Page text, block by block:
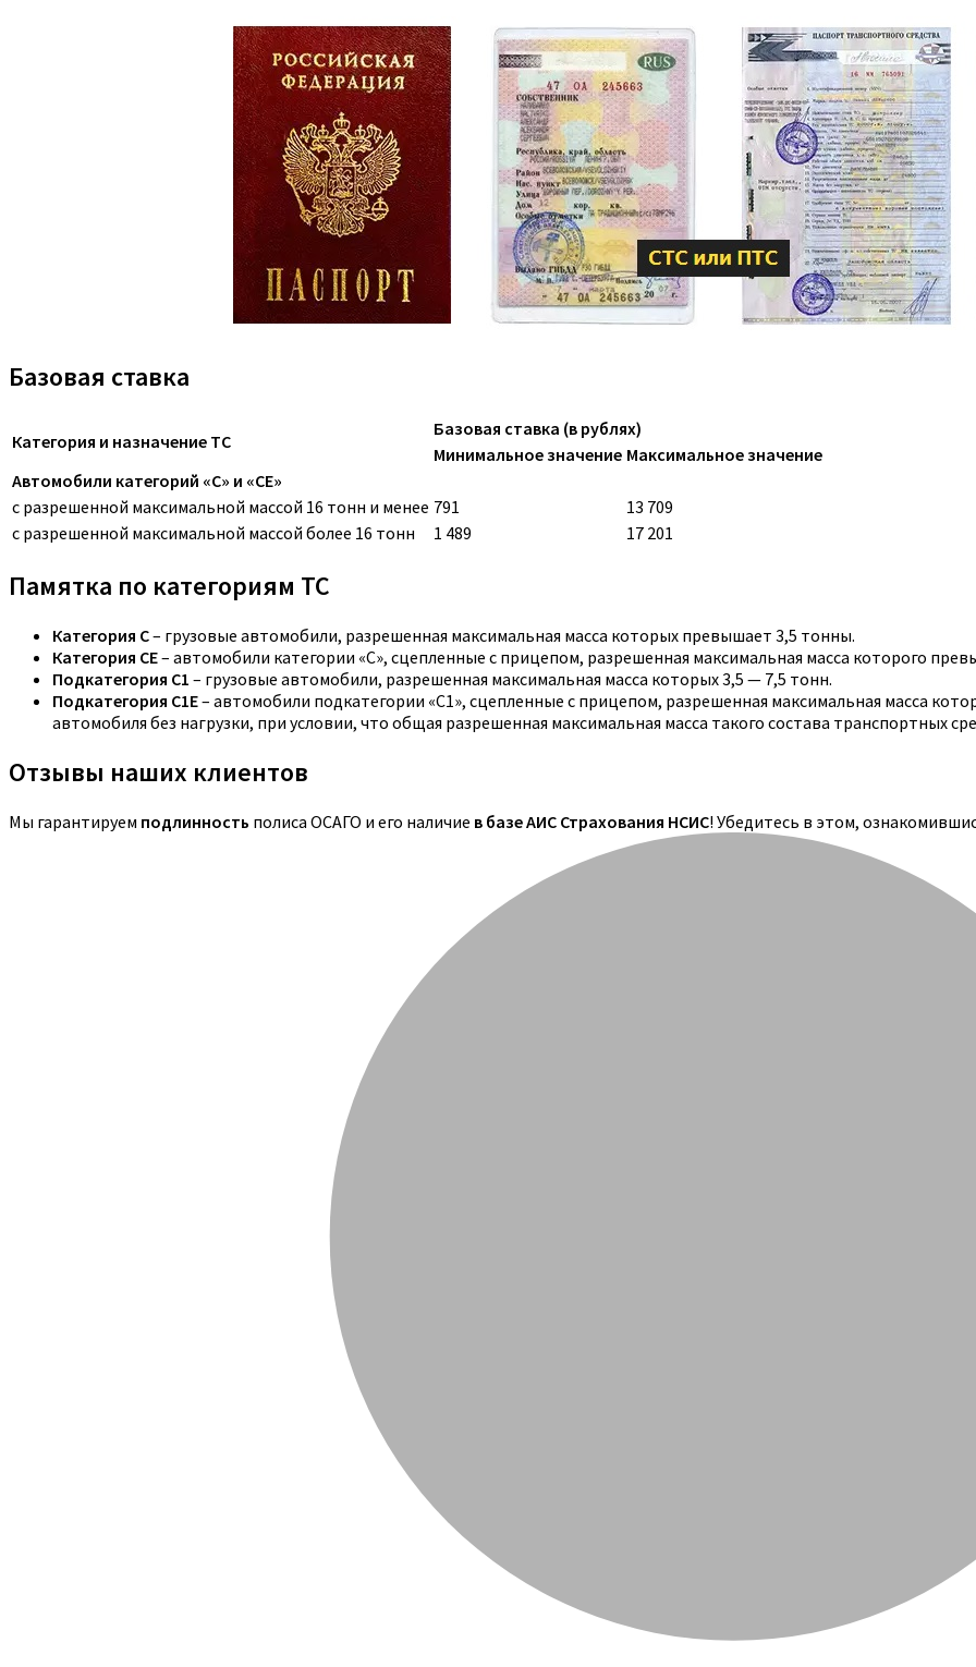
Базовая ставка
Категория и назначение ТС
Базовая ставка (в рублях)
Минимальное значение Максимальное значение
Автомобили категорий «C» и «CE»
с разрешенной максимальной массой 16 тонн и менее 791
13 709
с разрешенной максимальной массой более 16 тонн
1 489 17 201
Памятка по категориям ТС
Категория C– грузовые автомобили, разрешенная максимальная масса которых превышает 3,5 тонны.
Категория CE– автомобили категории «С», сцепленные с прицепом, разрешенная максимальная масса которого
Подкатегория C1 – грузовые автомобили, разрешенная максимальная масса которых 3,5 — 7,5 тонн.
Подкатегория C1E– автомобили подкатегории «С1», сцепленные с прицепом, разрешенная максимальная масса
автомобиля без нагрузки, при условии, что общая разрешенная максимальная масса такого состава транспортных
Отзывы наших клиентов
Мы гарантируем подлинность полиса ОСАГО и его наличие в базе АИС Страхования НСИС! Убедитесь в этом,